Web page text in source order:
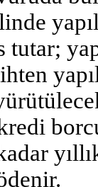
tutar;